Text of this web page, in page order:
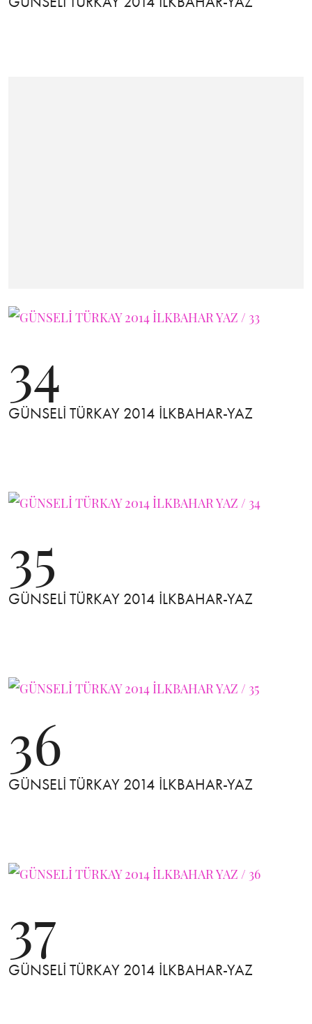
34
GÜNSELİ TÜRKAY 2014 İLKBAHAR-YAZ
35
GÜNSELİ TÜRKAY 2014 İLKBAHAR-YAZ
36
GÜNSELİ TÜRKAY 2014 İLKBAHAR-YAZ
37
GÜNSELİ TÜRKAY 2014 İLKBAHAR-YAZ